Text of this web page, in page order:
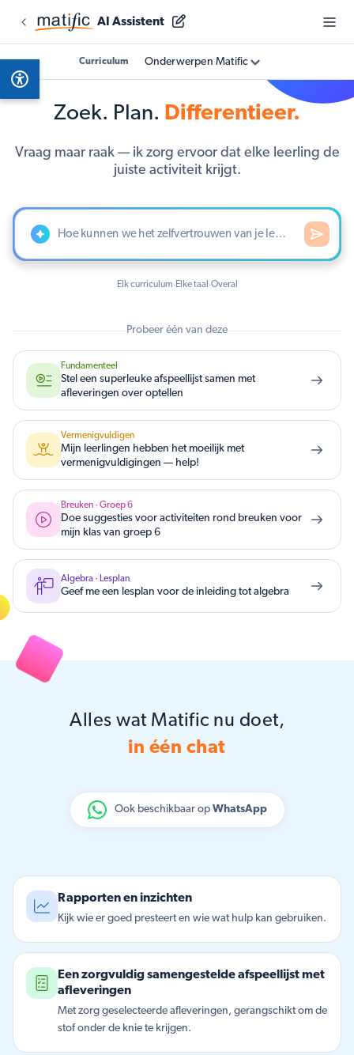
AI Assistent
Curriculum Onderwerpen Matific
Zoek. Plan. Differentieer.
Vraag maar raak — ik zorg ervoor dat elke leerling de
juiste activiteit krijgt.
Elk curriculum·Elke taal ·Overal
Probeer één van deze
Fundamenteel
Stel een superleuke afspeellijst samen met
afleveringen over optellen
Vermenigvuldigen
Mijn leerlingen hebben het moeilijk met
vermenigvuldigingen — help!
Breuken · Groep 6
Doe suggesties voor activiteiten rond breuken voor
mijn klas van groep 6
Algebra · Lesplan
Geef me een lesplan voor de inleiding tot algebra
Alles wat Matific nu doet,
in één chat
Ook beschikbaar op WhatsApp
Rapporten en inzichten
Kijk wie er goed presteert en wie wat hulp kan gebruiken.
Een zorgvuldig samengestelde afspeellijst met
afleveringen
Met zorg geselecteerde afleveringen, gerangschikt om de
stof onder de knie te krijgen.